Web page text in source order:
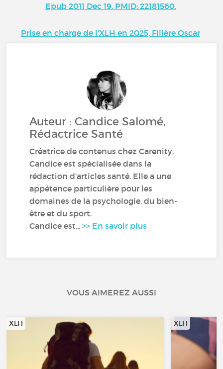
Epub 2011 Dec 19. PMID: 22181560.
Prise en charge de l'XLH en 2025, Filière Oscar
Auteur : Candice Salomé,
Rédactrice Santé
Créatrice de contenus chez Carenity,
Candice est spécialisée dans la
rédaction d’articles santé. Elle a une
appétence particulière pour les
domaines de la psychologie, du bien-
être et du sport.
Candice est...>> En savoir plus
VOUS AIMEREZ AUSSI
XLH XLH